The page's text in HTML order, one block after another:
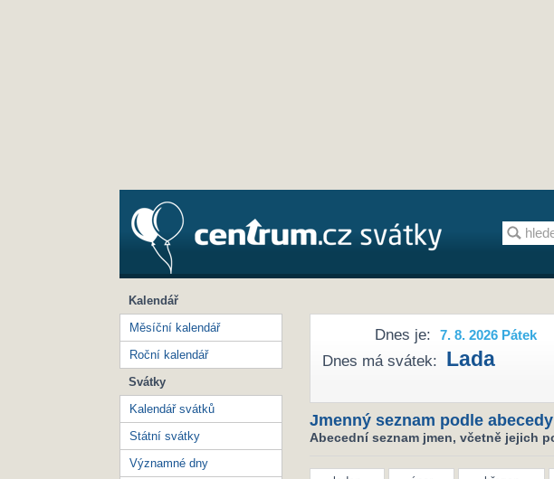
Dnes je: 7. 8. 2026 Pátek
Dnes má svátek: Lada
Jmenný seznam podle abecedy
Abecední seznam jmen, včetně jejich
Kalendář
Měsíční kalendář
Roční kalendář
Svátky
Kalendář svátků
Státní svátky
Významné dny